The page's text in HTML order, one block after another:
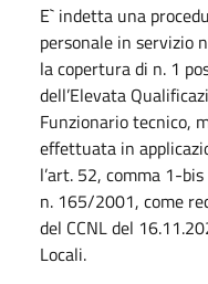
E` indetta una
personale in servizio
la copertura di n. 1
dell’Elevata
Funzionario tecnico,
effettuata in
l’art. 52, comma 1-
n. 165/2001, come
del CCNL del
Locali.